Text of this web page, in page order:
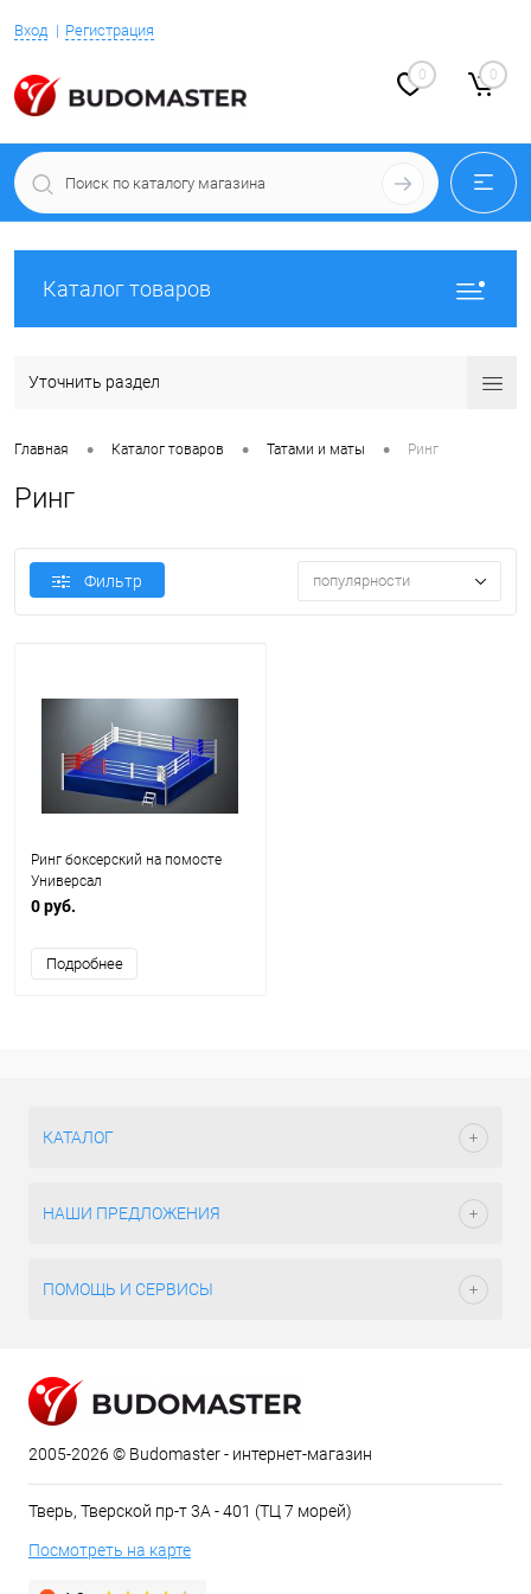
Вход Регистрация
0 0
Каталог товаров
Уточнить раздел
Главная • Каталог товаров • Татами и маты • Ринг
Ринг
Фильтр популярности
Ринг боксерский на помосте
Универсал
0 руб.
Подробнее
КАТАЛОГ
НАШИ ПРЕДЛОЖЕНИЯ
ПОМОЩЬ И СЕРВИСЫ
2005-2026 © Budomaster - интернет-магазин
Тверь, Тверской пр-т 3А - 401 (ТЦ 7 морей)
Посмотреть на карте